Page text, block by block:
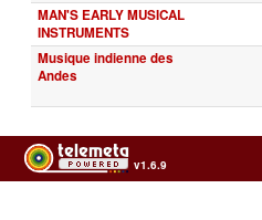
MAN'S EARLY MUSICAL
INSTRUMENTS
Musique indienne des
Andes
v1.6.9